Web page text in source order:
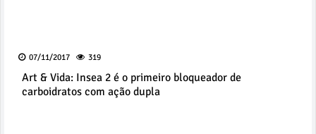
07/11/2017 319
Art & Vida: Insea 2 é o primeiro bloqueador de
carboidratos com ação dupla